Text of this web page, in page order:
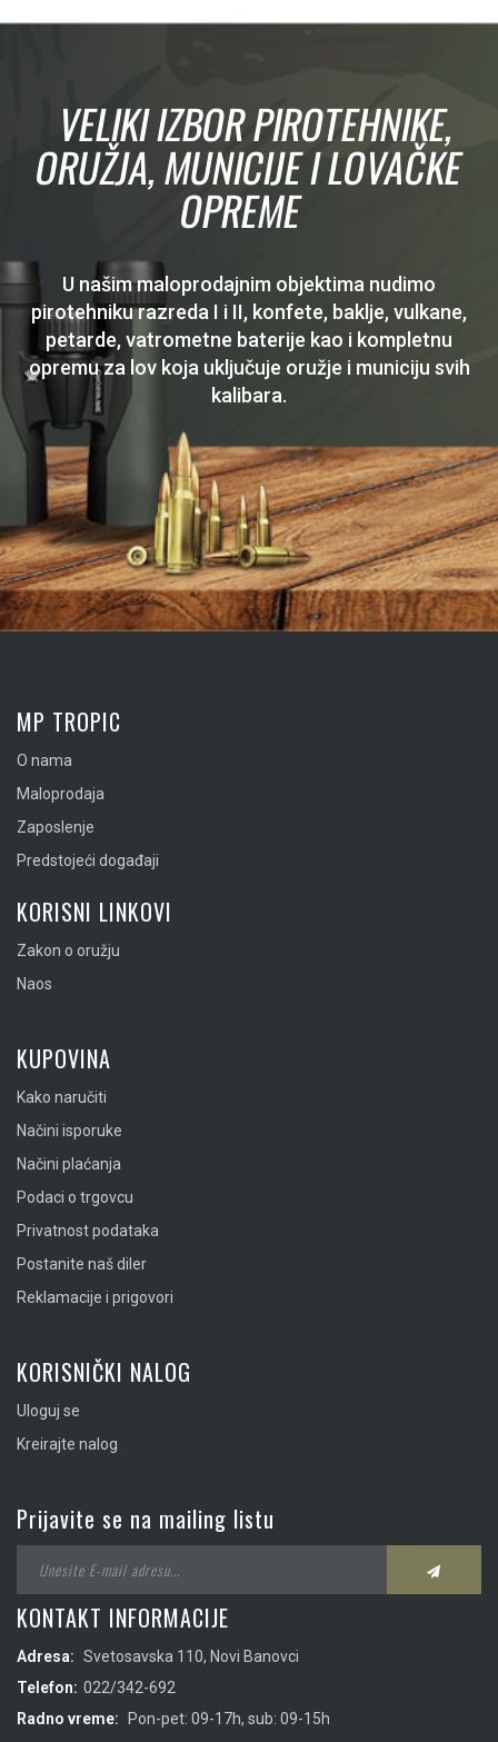
VELIKI IZBOR PIROTEHNIKE,
ORUŽJA, MUNICIJE I LOVAČKE
OPREME
U našim maloprodajnim objektima nudimo
pirotehniku razreda I i II, konfete, baklje, vulkane,
petarde, vatrometne baterije kao i kompletnu
opremu za lov koja uključuje oružje i municiju svih
kalibara.
MP TROPIC
O nama
Maloprodaja
Zaposlenje
Predstojeći događaji
KORISNI LINKOVI
Zakon o oružju
Naos
KUPOVINA
Kako naručiti
Načini isporuke
Načini plaćanja
Podaci o trgovcu
Privatnost podataka
Postanite naš diler
Reklamacije i prigovori
KORISNIČKI NALOG
Uloguj se
Kreirajte nalog
Prijavite se na mailing listu
KONTAKT INFORMACIJE
Adresa: Svetosavska 110, Novi Banovci
Telefon: 022/342-692
Radno vreme:
Pon-pet: 09-17h, sub: 09-15h